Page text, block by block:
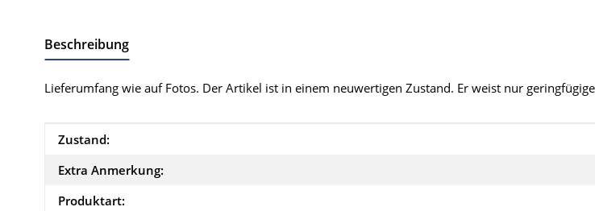
Beschreibung
Lieferumfang wie auf Fotos. Der Artikel ist in einem neuwertigen Zustand. Er weist nur
Produkteigenschaft
Wert
Zustand:
Extra Anmerkung:
Produktart: